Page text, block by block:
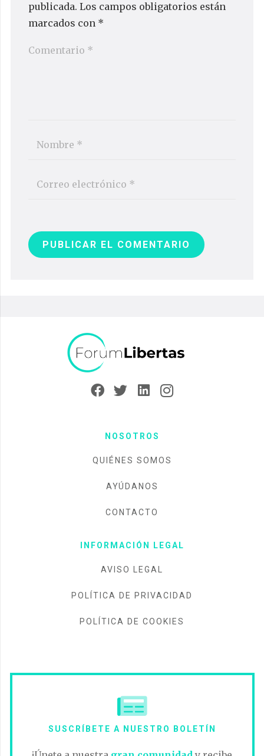
publicada. Los campos obligatorios están
marcados con *
PUBLICAR EL COMENTARIO
NOSOTROS
QUIÉNES SOMOS
AYÚDANOS
CONTACTO
INFORMACIÓN LEGAL
AVISO LEGAL
POLÍTICA DE PRIVACIDAD
POLÍTICA DE COOKIES
SUSCRÍBETE A NUESTRO BOLETÍN